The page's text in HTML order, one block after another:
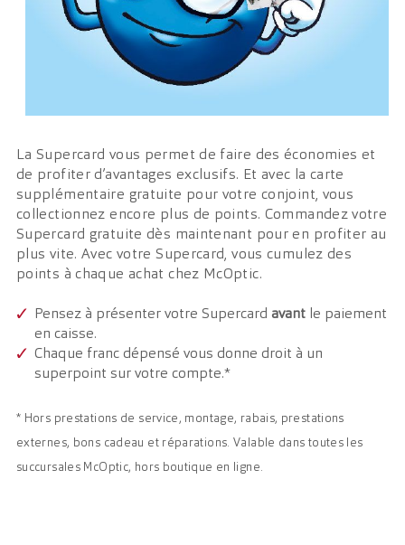
La Supercard vous permet de faire des économies et
de profiter d’avantages exclusifs. Et avec la carte
supplémentaire gratuite pour votre conjoint, vous
collectionnez encore plus de points. Commandez votre
Supercard gratuite dès maintenant pour en profiter au
plus vite. Avec votre Supercard, vous cumulez des
points à chaque achat chez McOptic.
Pensez à présenter votre Supercard avant le paiement
en caisse.
Chaque franc dépensé vous donne droit à un
superpoint sur votre compte.*
* Hors prestations de service, montage, rabais, prestations
externes, bons cadeau et réparations. Valable dans toutes les
succursales McOptic, hors boutique en ligne.